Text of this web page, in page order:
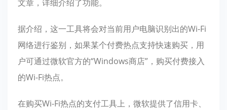
文章，详细介绍了功能。
据介绍，这一工具将会对当前用户电脑识别出的Wi-Fi
网络进行鉴别，如果某个付费热点支持快速购买，用
户可通过微软官方的“Windows商店”，购买付费接入
的Wi-Fi热点。
在购买Wi-Fi热点的支付工具上，微软提供了信用卡、